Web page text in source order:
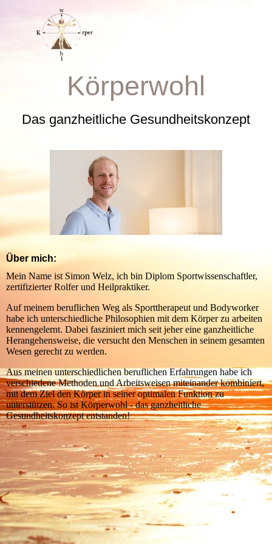
Körperwohl
Das ganzheitliche Gesundheitskonzept
Über mich:
Mein Name ist Simon Welz, ich bin Diplom Sportwissenschaftler,
zertifizierter Rolfer und Heilpraktiker.
Auf meinem beruflichen Weg als Sporttherapeut und Bodyworker
habe ich unterschiedliche Philosophien mit dem Körper zu arbeiten
kennengelernt. Dabei fasziniert mich seit jeher eine ganzheitliche
Herangehensweise, die versucht den Menschen in seinem gesamten
Wesen gerecht zu werden.
Aus meinen unterschiedlichen beruflichen Erfahrungen habe ich
verschiedene Methoden und Arbeitsweisen miteinander kombiniert,
mit dem Ziel den Körper in seiner optimalen Funktion zu
unterstützen. So ist Körperwohl - das ganzheitliche
Gesundheitskonzept entstanden!